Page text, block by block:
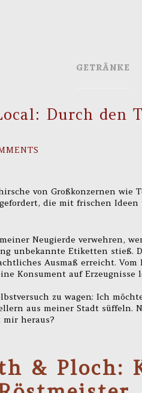
GETRÄNKE
Durch den
von Großkonzernen wie
die mit frischen
Neugierde verwehren,
unbekannte Etiketten stieß.
Ausmaß erreicht.
Konsument auf Erzeugnisse
zu wagen: Ich
aus meiner Stadt süffeln.
heraus?
& Ploch: